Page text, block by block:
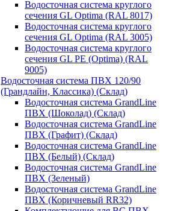
Водосточная система круглого
сечения GL Optima (RAL 8017)
Водосточная система круглого
сечения GL Optima (RAL 3005)
Водосточная система круглого
сечения GL PE (Optima) (RAL
9005)
Водосточная система ПВХ 120/90
(Грандлайн, Классика) (Склад)
Водосточная система GrandLine
ПВХ (Шоколад) (Склад)
Водосточная система GrandLine
ПВХ (Графит) (Склад)
Водосточная система GrandLine
ПВХ (Белый) (Склад)
Водосточная система GrandLine
ПВХ (Зеленый)
Водосточная система GrandLine
ПВХ (Коричневый RR32)